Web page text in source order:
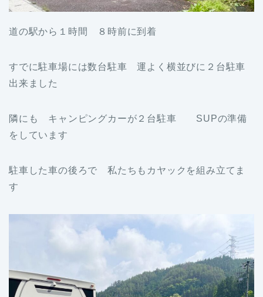
道の駅から１時間 ８時前に到着
すでに駐車場には数台駐車 運よく横並びに２台駐車
出来ました
隣にも キャンピングカーが２台駐車 SUPの準備
をしています
駐車した車の後ろで 私たちもカヤックを組み立てま
す